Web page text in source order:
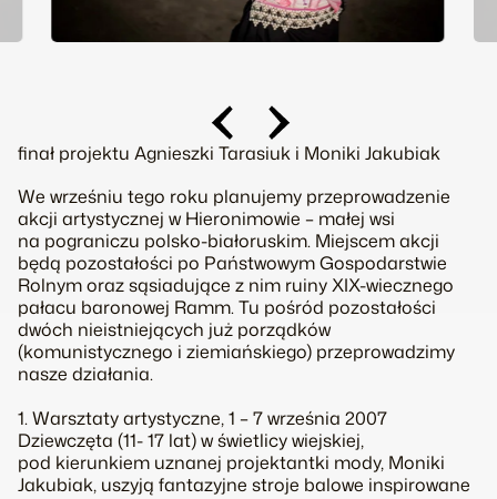
finał projektu Agnieszki Tarasiuk i Moniki Jakubiak
We wrześniu tego roku planujemy przeprowadzenie
akcji artystycznej w Hieronimowie – małej wsi
na pograniczu polsko-białoruskim. Miejscem akcji
będą pozostałości po Państwowym Gospodarstwie
Rolnym oraz sąsiadujące z nim ruiny XIX-wiecznego
pałacu baronowej Ramm. Tu pośród pozostałości
dwóch nieistniejących już porządków
(komunistycznego i ziemiańskiego) przeprowadzimy
nasze działania.
1. Warsztaty artystyczne, 1 – 7 września 2007
Dziewczęta (11- 17 lat) w świetlicy wiejskiej,
pod kierunkiem uznanej projektantki mody, Moniki
Jakubiak, uszyją fantazyjne stroje balowe inspirowane